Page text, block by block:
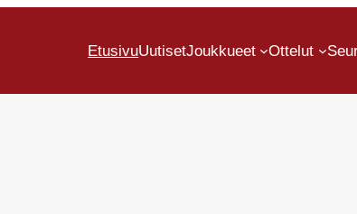
EtusivuUutisetJoukkueet Ottelut